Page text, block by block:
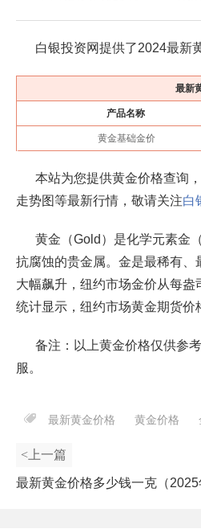
白银投资网提供了2024最新
最新
产品名称
黄金基础金价
本站为您提供黄金价格查询
走势图等最新行情，敬请关注白
黄金（Gold）是化学元素金
抗腐蚀的贵金属。金是最稀有
大幅飙升，纽约市场金价从每
统计显示，纽约市场黄金期货价
备注：以上黄金价格仅供参
服。
最新黄金价格 黄金价格
<上一篇
最新黄金价格多少钱一克（